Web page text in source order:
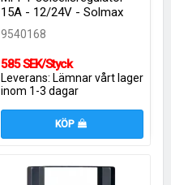
15A - 12/24V - Solmax
9540168
585 SEK/Styck
Leverans: Lämnar vårt lager
inom 1-3 dagar
KÖP